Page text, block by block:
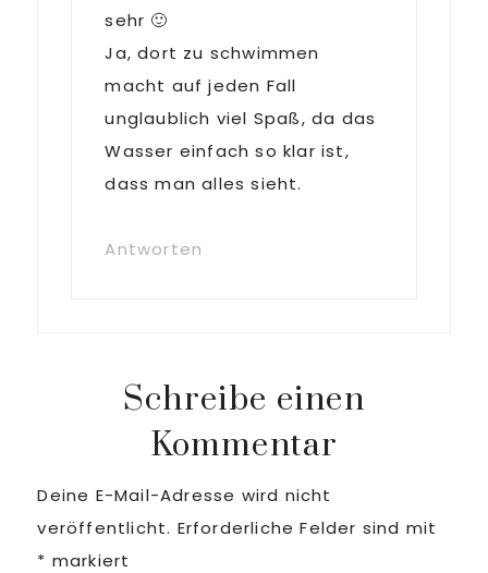
sehr 🙂
Ja, dort zu schwimmen
macht auf jeden Fall
unglaublich viel Spaß, da das
Wasser einfach so klar ist,
dass man alles sieht.
Antworten
Schreibe einen
Kommentar
Deine E-Mail-Adresse wird nicht
veröffentlicht. Erforderliche Felder sind mit
* markiert